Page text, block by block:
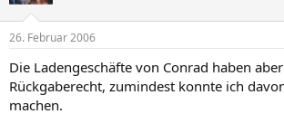
26. Februar 2006
Die Ladengeschäfte von Conrad haben
Rückgaberecht, zumindest konnte ich
machen.